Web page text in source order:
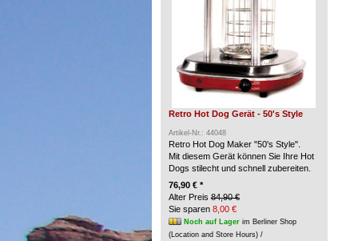
Retro Hot Dog Gerät - 50's Style
Artikel-Nr.: 44048
Retro Hot Dog Maker "50's Style".
Mit diesem Gerät können Sie Ihre Hot
Dogs stilecht und schnell zubereiten.
76,90 € *
Alter Preis 84,90 €
Sie sparen 8,00 €
Noch auf Lagerim Berliner Shop
(Location and Store Hours) /